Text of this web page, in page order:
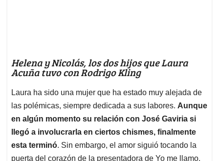
Helena y Nicolás, los dos hijos que Laura
Acuña tuvo con Rodrigo Kling
Laura ha sido una mujer que ha estado muy alejada de
las polémicas, siempre dedicada a sus labores. Aunque
en algún momento su relación con José Gaviria si
llegó a involucrarla en ciertos chismes, finalmente
esta terminó. Sin embargo, el amor siguió tocando la
puerta del corazón de la presentadora de Yo me llamo.